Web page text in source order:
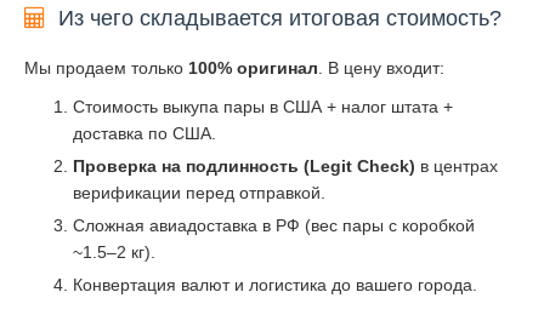
Из чего складывается итоговая стоимость?
Мы продаем только 100% оригинал . В цену входит:
Стоимость выкупа пары в США + налог штата +
доставка по США.
Проверка на подлинность (Legit Check) в центрах
верификации перед отправкой.
Сложная авиадоставка в РФ (вес пары с коробкой
~1.5–2 кг).
Конвертация валют и логистика до вашего города.